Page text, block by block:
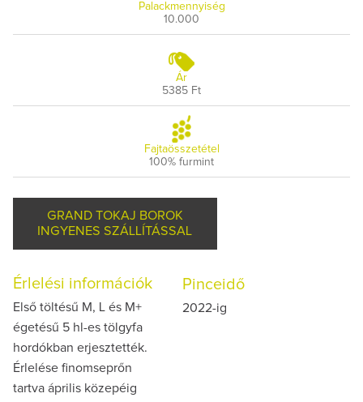
Palackmennyiség
10.000
Ár
5385 Ft
Fajtaösszetétel
100% furmint
GRAND TOKAJ BOROK
INGYENES SZÁLLÍTÁSSAL
Érlelési információk
Első töltésű M, L és M+
égetésű 5 hl-es tölgyfa
hordókban erjesztették.
Érlelése finomseprőn
tartva április közepéig
Pinceidő
2022-ig